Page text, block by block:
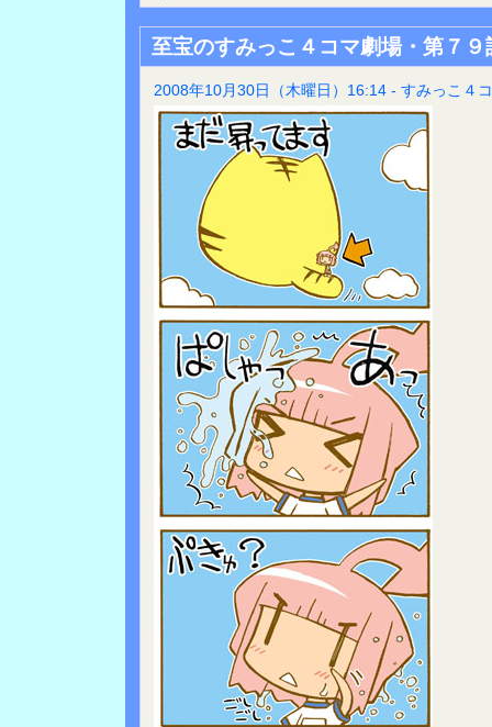
至宝のすみっこ４コマ劇場・第７
2008年10月30日（木曜日）16:14 - すみっこ４